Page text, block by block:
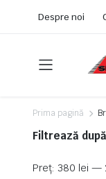
Despre noi
Prima pagină
Filtrează
Preț: 380 lei —